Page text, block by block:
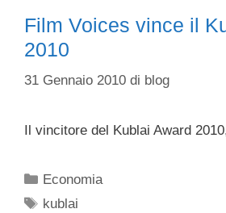
Film Voices vince il
2010
31 Gennaio 2010 di blog
Il vincitore del Kublai Award
Categorie
Economia
Tag
kublai